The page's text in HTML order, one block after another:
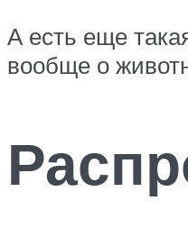
А есть еще
вообще о